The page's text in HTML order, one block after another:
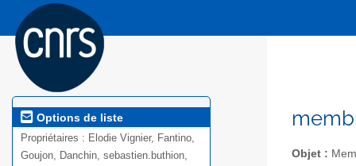
Options de liste
Propriétaires : Elodie Vignier, Fantino,
Goujon, Danchin, sebastien.buthion,
Objet :